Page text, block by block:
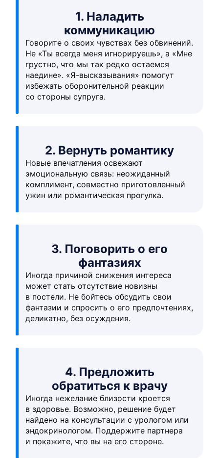
1. Наладить
коммуникацию
Говорите о своих чувствах без обвинений.
Не «Ты всегда меня игнорируешь», а «Мне
грустно, что мы так редко остаемся
наедине». «Я-высказывания» помогут
избежать оборонительной реакции
со стороны супруга.
2. Вернуть романтику
Новые впечатления освежают
эмоциональную связь: неожиданный
комплимент, совместно приготовленный
ужин или романтическая прогулка.
3. Поговорить о его
фантазиях
Иногда причиной снижения интереса
может стать отсутствие новизны
в постели. Не бойтесь обсудить свои
фантазии и спросить о его предпочтениях,
деликатно, без осуждения.
4. Предложить
обратиться к врачу
Иногда нежелание близости кроется
в здоровье. Возможно, решение будет
найдено на консультации с урологом или
эндокринологом. Поддержите партнера
и покажите, что вы на его стороне.